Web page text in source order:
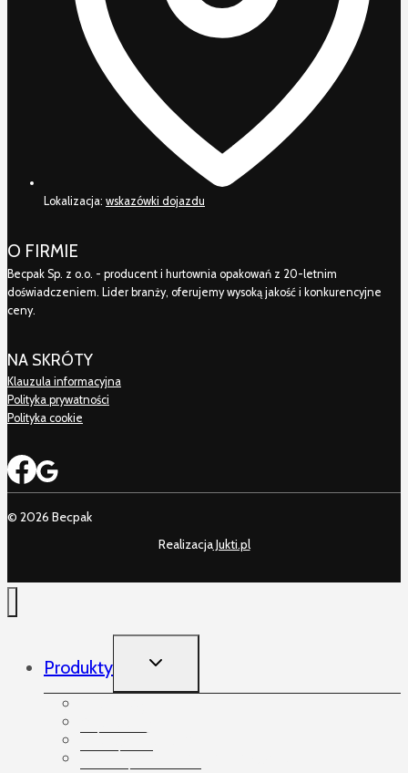
Lokalizacja: wskazówki dojazdu
O FIRMIE
Becpak Sp. z o.o. - producent i hurtownia opakowań z 20-letnim
doświadczeniem. Lider branży, oferujemy wysoką jakość i konkurencyjne
ceny.
NA SKRÓTY
Klauzula informacyjna
Polityka prywatności
Polityka cookie
© 2026 Becpak
RealizacjaJukti.pl
Produkty TOGGLE
CHILD
Arkusze foliowe
Bandowanie palet i paczek